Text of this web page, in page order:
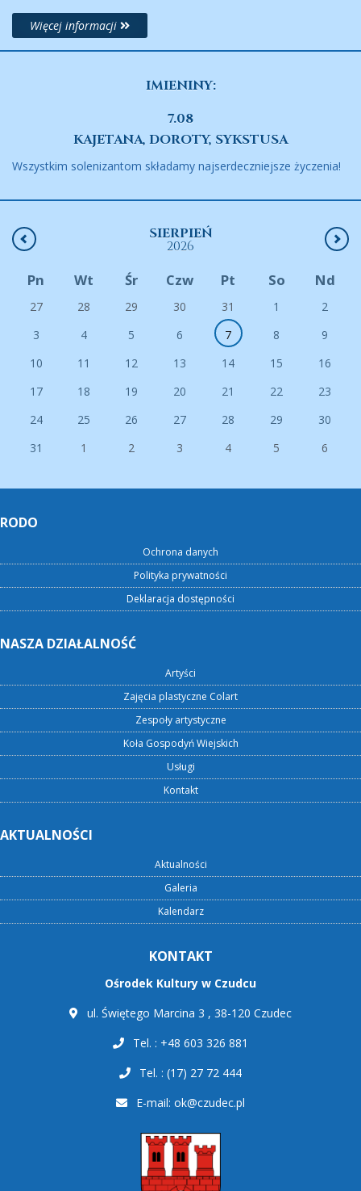
Więcej informacji
IMIENINY:
7.08
KAJETANA, DOROTY, SYKSTUSA
Wszystkim solenizantom składamy najserdeczniejsze życzenia!
SIERPIEŃ
2026
Pn Wt Śr Czw Pt So Nd
27 28 29 30 31 1
2
3
4 5 6 7 8
9
10
11 12 13 14 15
16
17
18 19 20 21 22
23
24
25 26 27 28 29
30
31
1 2 3 4 5 6
RODO
Ochrona danych
Polityka prywatności
Deklaracja dostępności
NASZA DZIAŁALNOŚĆ
Artyści
Zajęcia plastyczne Colart
Zespoły artystyczne
Koła Gospodyń Wiejskich
Usługi
Kontakt
AKTUALNOŚCI
Aktualności
Galeria
Kalendarz
KONTAKT
Ośrodek Kultury w Czudcu
ul. Świętego Marcina 3 , 38-120 Czudec
Tel. : +48 603 326 881
Tel. : (17) 27 72 444
E-mail: ok@czudec.pl